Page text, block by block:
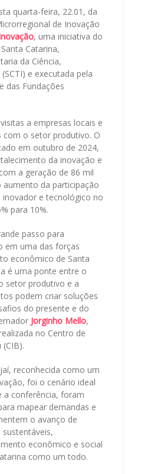
quarta-feira, 22.01, da
de Inovação
, uma iniciativa do
Catarina,
da Ciência,
e executada pela
das Fundações
a empresas locais e
com o setor produtivo. O
em outubro de 2024,
da inovação e
a geração de 86 mil
da participação
e tecnológico no
para 10%.
passo para
em uma das forças
econômico de Santa
é uma ponte entre o
setor produtivo e a
podem criar soluções
do presente e do
Jorginho Mello,
no Centro de
reconhecida como um
foi o cenário ideal
a conferência, foram
mapear demandas e
o avanço de
econômico e social
como um todo.